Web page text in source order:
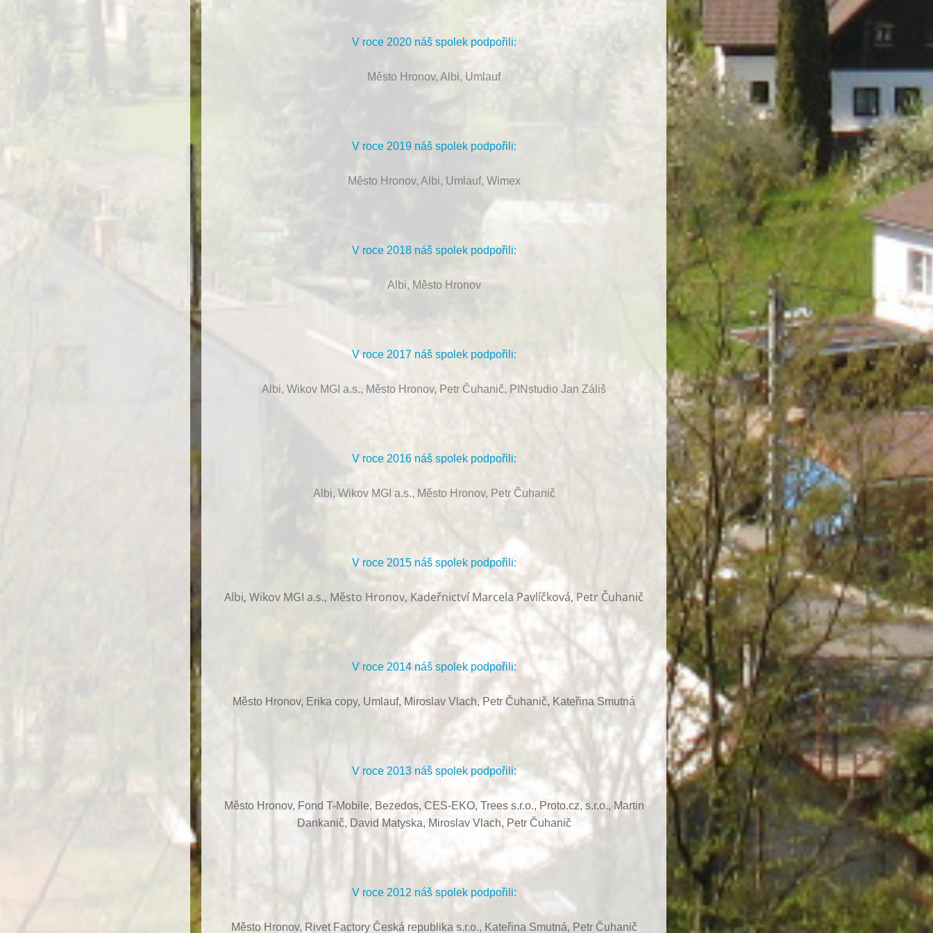
V roce 2020 náš spolek podpořili:
Město Hronov, Albi, Umlauf
V roce 2019 náš spolek podpořili:
Město Hronov, Albi, Umlauf, Wimex
V roce 2018 náš spolek podpořili:
Albi, Město Hronov
V roce 2017 náš spolek podpořili:
Albi, Wikov MGI a.s., Město Hronov, Petr Čuhanič, PINstudio Jan Záliš
V roce 2016 náš spolek podpořili:
Albi, Wikov MGI a.s., Město Hronov, Petr Čuhanič
V roce 2015 náš spolek podpořili:
Albi, Wikov MGI a.s., Město Hronov, Kadeřnictví Marcela Pavlíčková, Petr Čuhanič
V roce 2014 náš spolek podpořili:
Město Hronov, Erika copy, Umlauf, Miroslav Vlach,Petr Čuhanič, Kateřina Smutná
V roce 2013 náš spolek podpořili:
Město Hronov, Fond T-Mobile, Bezedos, CES-EKO, Trees s.r.o., Proto.cz, s.r.o., Martin
Dankanič, David Matyska, Miroslav Vlach, Petr Čuhanič
V roce 2012 náš spolek podpořili:
Město Hronov, Rivet Factory Česká republika s.r.o., Kateřina Smutná, Petr Čuhanič